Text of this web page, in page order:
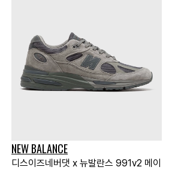
NEW BALANCE
디스이즈네버댓 x 뉴발란스 991v2 메이